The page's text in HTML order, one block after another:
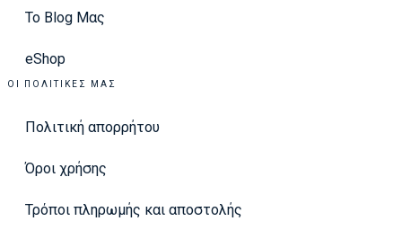
Το Blog Μας
eShop
ΟΙ ΠΟΛΙΤΙΚΈΣ ΜΑΣ
Πολιτική απορρήτου
Όροι χρήσης
Τρόποι πληρωμής και αποστολής